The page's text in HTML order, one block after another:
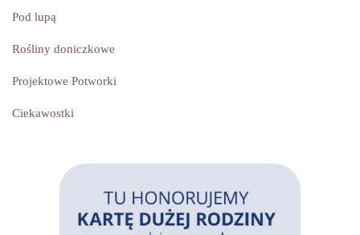
Pod lupą
Rośliny doniczkowe
Projektowe Potworki
Ciekawostki